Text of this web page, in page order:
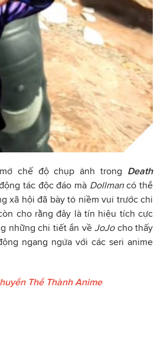
chế độ chụp ảnh trong Death
tác độc đáo mà Dollmancó thể
xã hội đã bày tỏ niềm vui trước chi
cho rằng đây là tín hiệu tích cực
những chi tiết ẩn vềJoJo cho thấy
ngang ngửa với các seri anime
Thể Thành Anime